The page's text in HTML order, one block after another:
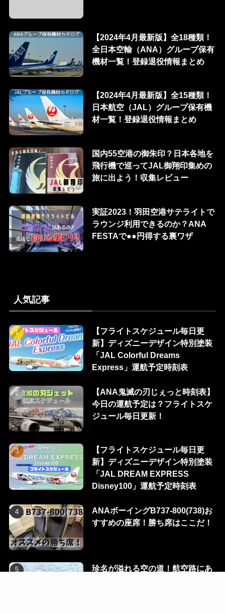
【2024年4月最新版】全18種類！
全日本空輸（ANA）グループ保有
機材一覧！登録退役情報まとめ
【2024年4月最新版】全15種類！
日本航空（JAL）グループ保有機
材一覧！登録退役情報まとめ
国内55空港の御朱印？日本各地を
飛行機で巡ってJAL御翔印集めの
旅に出よう！収集レビュー
実証2023！羽田空港サテライトで
ラウンジ利用できるのか？ANA
FESTAで●●円得する裏ワザ
人気記事
【フライトスケジュール毎日更
新】ディズニーデザイン特別塗装
「JAL Colorful Dreams
Express」運航予定時刻表
【ANA鬼滅の刃じぇっと時刻表】
今日の運航予定は？フライトスケ
ジュール毎日更新！
【フライトスケジュール毎日更
新】ディズニーデザイン特別塗装
「JAL DREAM EXPRESS
Disney100」運航予定時刻表
ANAボーイングB737-800(738)お
すすめの座席！勝ち席はここだ！
珍名が溢れる空の道！航空路にあ